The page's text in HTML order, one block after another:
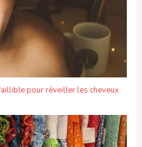
pour réveiller les cheveux